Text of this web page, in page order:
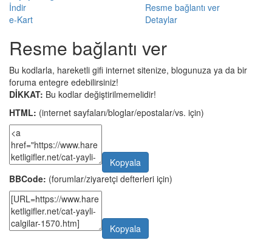
İndir
Resme bağlantı ver
e-Kart
Detaylar
Resme bağlantı ver
Bu kodlarla, hareketli gifi internet sitenize, blogunuza ya da bir
foruma entegre edebilirsiniz!
DİKKAT: Bu kodlar değiştirilmemelidir!
HTML: (internet sayfaları/bloglar/epostalar/vs. için)
Kopyala
BBCode: (forumlar/ziyaretçi defterleri için)
Kopyala